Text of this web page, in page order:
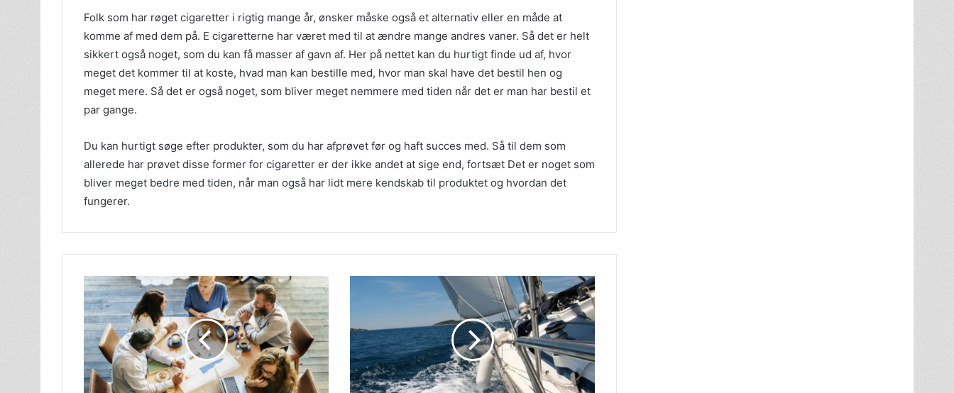
Folk som har røget cigaretter i rigtig mange år, ønsker måske også et alternativ eller en måde at
komme af med dem på. E cigaretterne har været med til at ændre mange andres vaner. Så det er helt
sikkert også noget, som du kan få masser af gavn af. Her på nettet kan du hurtigt finde ud af, hvor
meget det kommer til at koste, hvad man kan bestille med, hvor man skal have det bestil hen og
meget mere. Så det er også noget, som bliver meget nemmere med tiden når det er man har bestil et
par gange.
Du kan hurtigt søge efter produkter, som du har afprøvet før og haft succes med. Så til dem som
allerede har prøvet disse former for cigaretter er der ikke andet at sige end, fortsæt Det er noget som
bliver meget bedre med tiden, når man også har lidt mere kendskab til produktet og hvordan det
fungerer.